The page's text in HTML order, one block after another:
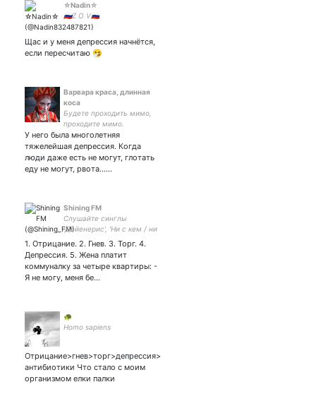
☆Nadin☆
🇷🇺Z O V🇷🇺
Щас и у меня депрессия начнётся,
если пересчитаю 🤧
Варвара краса, длинная
коса
Будете проходить мимо,
проходите мимо.
У него была многолетняя
тяжелейшая депрессия. Когда
люди даже есть не могут, глотать
еду не могут, рвота...…
Shining FM
Слушайте синглы
'Дейенерис', 'Ни с кем / ни
без кого' и 'Иллюзии' на
1. Отрицание. 2. Гнев. 3. Торг. 4.
Депрессия. 5. Жена платит
коммуналку за четыре квартиры: -
Я не могу, меня бе…
🐢
Homo sapiens
Отрицание>гнев>торг>депрессия>
антибиотики Что стало с моим
организмом елки палки